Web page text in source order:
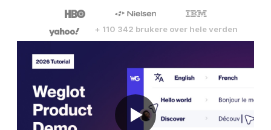
+ 110 342 brukere over hele verden